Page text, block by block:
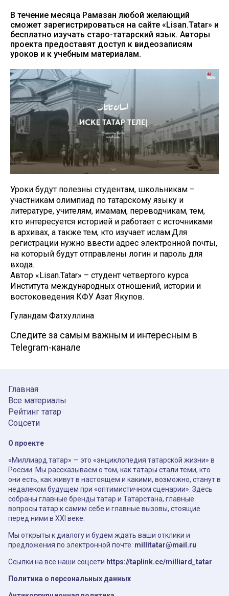
В течение месяца Рамазан любой желающий
сможет зарегистрироваться на сайте «Lisan.Tatar» и
бесплатно изучать старо-татарский язык. Авторы
проекта предоставят доступ к видеозаписям
уроков и к учебным материалам.
Уроки будут полезны студентам, школьникам –
участникам олимпиад по татарскому языку и
литературе, учителям, имамам, переводчикам, тем,
кто интересуется историей и работает с источниками
в архивах, а также тем, кто изучает ислам.Для
регистрации нужно ввести адрес электронной почты,
на который будут отправлены логин и пароль для
входа.
Автор «Lisan.Tatar» – студент четвертого курса
Института международных отношений, истории и
востоковедения КФУ Азат Якупов.
Гуландам Фатхуллина
Следите за самым важным и интересным в
Telegram-канале
Главная
Все материалы
Рейтинг татар
Соцсети
О проекте
«Миллиард.татар» — это «энциклопедия татарской жизни» в
России. Мы рассказываем о том, как татары стали теми, кто
они есть, как живут в настоящем и какими, возможно, станут в
недалеком будущем при «оптимистичном сценарии». Здесь
собраны главные бренды татар и Татарстана, главные
вопросы татар к самим себе и главные вызовы, стоящие
перед ними в XXI веке.
Мы открыты к диалогу и будем ждать ваши отклики и
предложения по электронной почте: millitatar@mail.ru
Ссылки на все наши соцсети https://taplink.cc/milliard_tatar
Политика о персональных данных